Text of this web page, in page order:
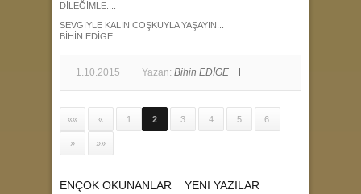
DİLEĞİMLE....
SEVGİYLE KALIN COŞKUYLA YAŞAYIN...
BİHİN EDİGE
1.10.2015 Yazan: Bihin EDİGE
«« « 1 2 3 4 5 6.
» »»
ENÇOK OKUNANLAR YENİ YAZILAR